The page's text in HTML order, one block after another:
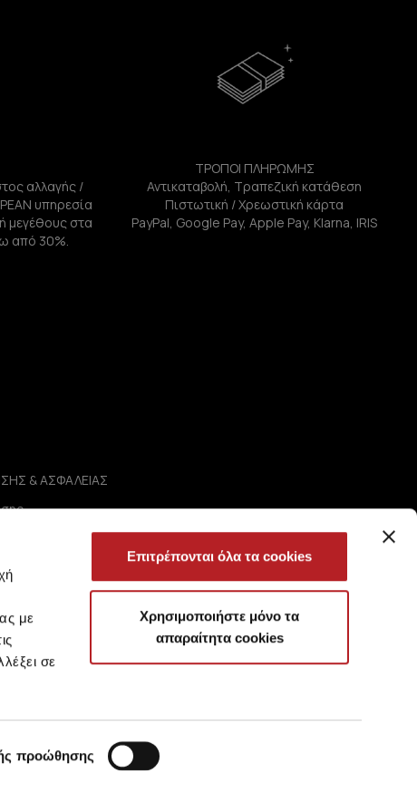
με
σε
προώθησης
Επιτρέπονται όλα τα cookies
Χρησιμοποιήστε μόνο τα
απαραίτητα cookies
αλλαγής /
υπηρεσία
μεγέθους στα
από 30%.
ΤΡΟΠΟΙ ΠΛΗΡΩΜΗΣ
Αντικαταβολή, Τραπεζική κατάθεση
Πιστωτική / Χρεωστική κάρτα
PayPal, Google Pay, Apple Pay, Klarna, IRIS
& ΑΣΦΑΛΕΙΑΣ